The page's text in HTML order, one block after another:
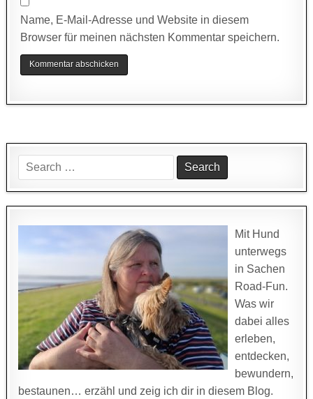
Name, E-Mail-Adresse und Website in diesem
Browser für meinen nächsten Kommentar speichern.
Search
for:
Mit Hund
unterwegs
in Sachen
Road-Fun.
Was wir
dabei alles
erleben,
entdecken,
bewundern,
bestaunen… erzähl und zeig ich dir in diesem Blog.